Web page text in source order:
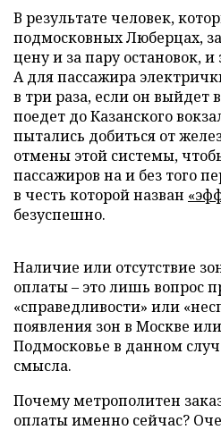
В результате человек,
подмосковных Люберцах,
цену и за пару остановок, и
А для пассажира
в три раза, если он выйдет
поедет до Казанского
пытались добиться от
отмены этой системы,
пассажиров на и без того
в честь которой назван
безуспешно.
Наличие или отсутствие
оплаты – это лишь вопрос
«справедливости» или
появления зон в Москве
Подмосковье в данном
смысла.
Почему метрополитен
оплаты именно сейчас?